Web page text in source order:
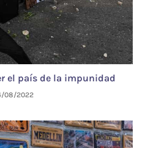
el país de la impunidad
08/2022